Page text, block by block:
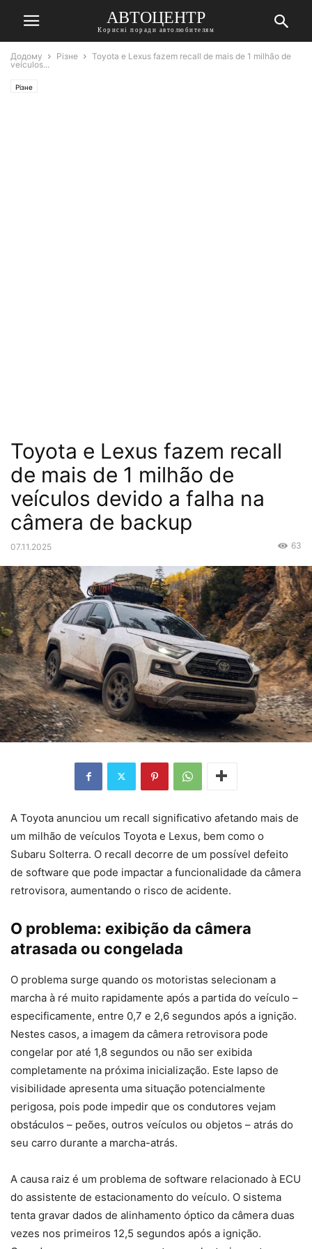
АВТОЦЕНТР
Корисні поради автолюбителям
Додому Різне
Toyota e Lexus fazem recall de mais de 1 milhão de
veículos...
Різне
Toyota e Lexus fazem recall
de mais de 1 milhão de
veículos devido a falha na
câmera de backup
07.11.2025 63
A Toyota anunciou um recall significativo afetando mais de
um milhão de veículos Toyota e Lexus, bem como o
Subaru Solterra. O recall decorre de um possível defeito
de software que pode impactar a funcionalidade da câmera
retrovisora, aumentando o risco de acidente.
O problema: exibição da câmera
atrasada ou congelada
O problema surge quando os motoristas selecionam a
marcha à ré muito rapidamente após a partida do veículo –
especificamente, entre 0,7 e 2,6 segundos após a ignição.
Nestes casos, a imagem da câmera retrovisora ​​pode
congelar por até 1,8 segundos ou não ser exibida
completamente na próxima inicialização. Este lapso de
visibilidade apresenta uma situação potencialmente
perigosa, pois pode impedir que os condutores vejam
obstáculos – peões, outros veículos ou objetos – atrás do
seu carro durante a marcha-atrás.
A causa raiz é um problema de software relacionado à ECU
do assistente de estacionamento do veículo. O sistema
tenta gravar dados de alinhamento óptico da câmera duas
vezes nos primeiros 12,5 segundos após a ignição.